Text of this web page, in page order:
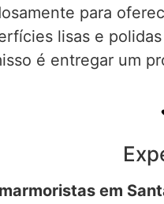
para
lisas e
é entregar um
marmoristas em